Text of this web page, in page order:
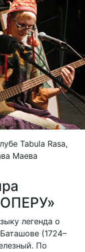
Tabula Rasa,
Маева
легенда о
(1724–
По